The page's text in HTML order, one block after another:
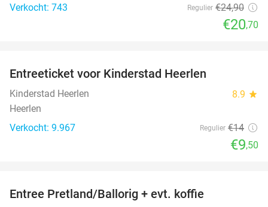
Verkocht: 743
Regulier €24,90
€20,70
Entreeticket voor Kinderstad Heerlen
Kinderstad Heerlen 8.9 star
Heerlen
Verkocht: 9.967
Regulier €14
€9,50
Entree Pretland/Ballorig + evt. koffie